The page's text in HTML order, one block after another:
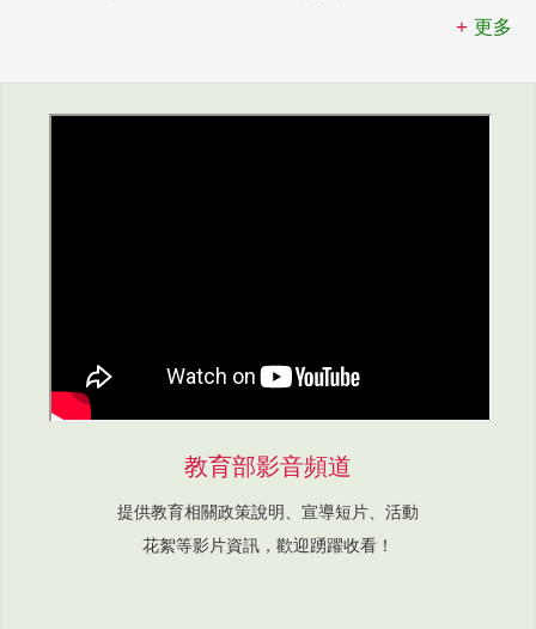
更多
教育部影音頻道
提供教育相關政策說明、宣導短片、活動
花絮等影片資訊，歡迎踴躍收看！